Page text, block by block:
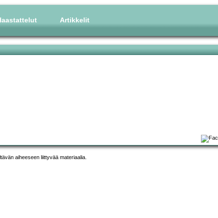
Artikkelit
aiheeseen liittyvää materiaalia.